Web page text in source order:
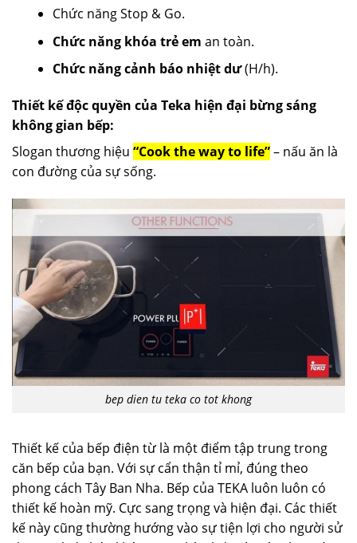
Chức năng Stop & Go.
Chức năng khóa trẻ em an toàn.
Chức năng cảnh báo nhiệt dư(H/h).
Thiết kế độc quyền của Teka hiện đại bừng sáng
không gian bếp:
Slogan thương hiệu “Cook the way to life”– nấu ăn là
con đường của sự sống.
bep dien tu teka co tot khong
Thiết kế của bếp điện từ là một điểm tập trung trong
căn bếp của bạn. Với sự cẩn thận tỉ mỉ, đúng theo
phong cách Tây Ban Nha. Bếp của TEKA luôn luôn có
thiết kế hoàn mỹ. Cực sang trọng và hiện đại. Các thiết
kế này cũng thường hướng vào sự tiện lợi cho người sử